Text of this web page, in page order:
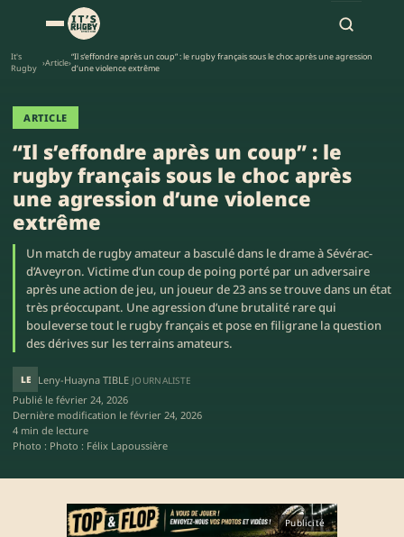
It's
Rugby ›Article›“Il s’effondre après un coup” : le rugby français sous le choc après une agression
d’une violence extrême
ARTICLE
“Il s’effondre après un coup” : le
rugby français sous le choc après
une agression d’une violence
extrême
Un match de rugby amateur a basculé dans le drame à Sévérac-
d’Aveyron. Victime d’un coup de poing porté par un adversaire
après une action de jeu, un joueur de 23 ans se trouve dans un état
très préoccupant. Une agression d’une brutalité rare qui
bouleverse tout le rugby français et pose en filigrane la question
des dérives sur les terrains amateurs.
LE Leny-Huayna TIBLE JOURNALISTE
Publié le février 24, 2026
Dernière modification le février 24, 2026
4 min de lecture
Photo : Photo : Félix Lapoussière
Publicité